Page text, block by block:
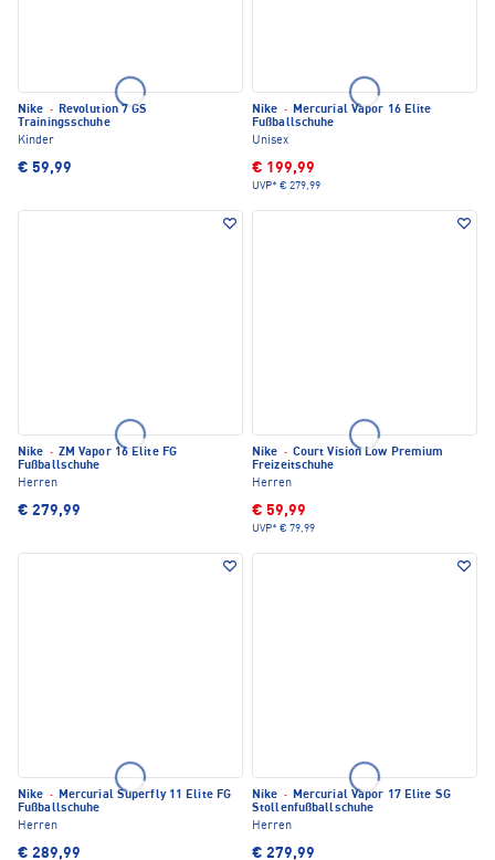
Nike · Revolution 7 GS
Trainingsschuhe
Kinder
€ 59,99
Nike · Mercurial Vapor 16 Elite
Fußballschuhe
Unisex
€ 199,99
UVP* € 279,99
Nike · ZM Vapor 16 Elite FG
Fußballschuhe
Herren
€ 279,99
Nike · Court Vision Low Premium
Freizeitschuhe
Herren
€ 59,99
UVP* € 79,99
Nike · Mercurial Superfly 11 Elite FG
Fußballschuhe
Herren
€ 289,99
Nike · Mercurial Vapor 17 Elite SG
Stollenfußballschuhe
Herren
€ 279,99